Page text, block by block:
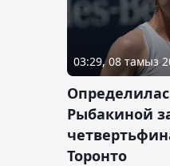
03:29, 08 тамыз
Рыбакиной
Торонто